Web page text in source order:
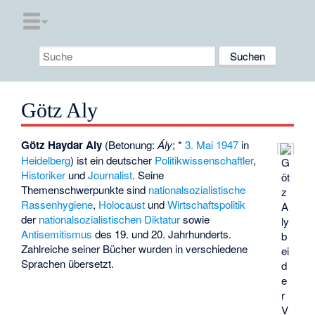
Götz Aly
G
öt
z
A
ly
b
ei
d
e
r
V
Götz Haydar Aly (Betonung:Ály; *3. Mai 1947 in
Heidelberg) ist ein deutscher Politikwissenschaftler,
Historiker undJournalist. Seine
Themenschwerpunkte sind nationalsozialistische
Rassenhygiene, Holocaust undWirtschaftspolitik
der nationalsozialistischen Diktatursowie
Antisemitismus des 19. und 20. Jahrhunderts.
Zahlreiche seiner Bücher wurden in verschiedene
Sprachen übersetzt.